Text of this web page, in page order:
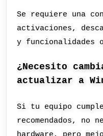
Se requiere una
activaciones,
y funcionalidades
¿Necesito
actualizar a
Si tu equipo
recomendados, no